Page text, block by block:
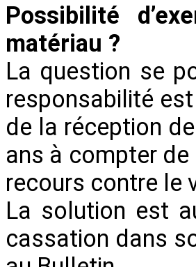
Possibilité
matériau ?
La question se
responsabilité
de la réception
ans à compter
recours contre le
La solution est
cassation dans